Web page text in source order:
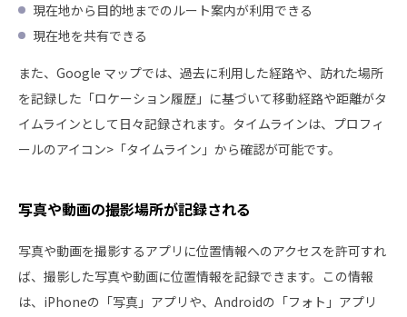
現在地から目的地までのルート案内が利用できる
現在地を共有できる
また、Google マップでは、過去に利用した経路や、訪れた場所
を記録した「ロケーション履歴」に基づいて移動経路や距離がタ
イムラインとして日々記録されます。タイムラインは、プロフィ
ールのアイコン>「タイムライン」から確認が可能です。
写真や動画の撮影場所が記録される
写真や動画を撮影するアプリに位置情報へのアクセスを許可すれ
ば、撮影した写真や動画に位置情報を記録できます。この情報
は、iPhoneの「写真」アプリや、Androidの「フォト」アプリ